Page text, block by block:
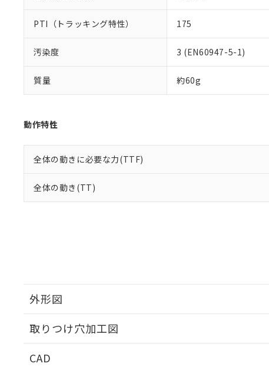
PTI（トラッキング特性） 175
汚染度 3 (EN60947-5-1)
質量 約60g
動作特性
全体の動きに必要な力(TTF)
全体の動き(TT)
外形図
取りつけ穴加工図
CAD